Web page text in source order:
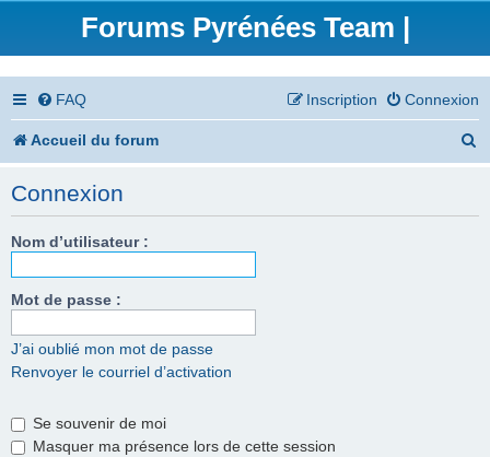
Forums Pyrénées Team |
FAQ Connexion
Inscription
Accueil du forum
Connexion
Nom d’utilisateur :
Mot de passe :
J’ai oublié mon mot de passe
Renvoyer le courriel d’activation
Se souvenir de moi
Masquer ma présence lors de cette session